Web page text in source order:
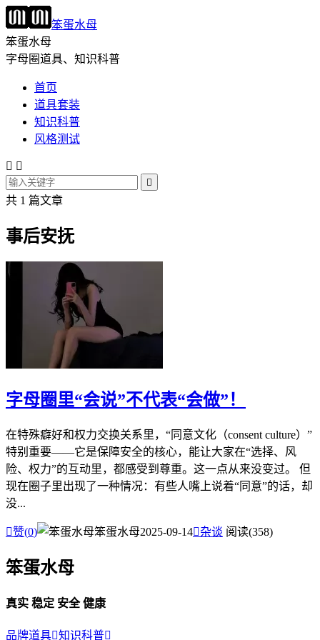
笨蛋水母
笨蛋水母
字母圈道具、知识科普
首页
道具套装
知识科普
风格测试
 

共 1 篇文章
事后安抚
字母圈里“会说”不代表“会做”！
在特殊癖好和权力交换关系里，“同意文化（consent culture）”
特别重要——它是保障安全的核心，能让大家在“选择、风
险、权力”的互动里，都感受到尊重。这一点从来没变过。 但
现在圈子里出现了一种情况：有些人嘴上说着“同意”的话，却
没...
赞(0) 笨蛋水母2025-09-14杂谈 阅读(358)
笨蛋水母
真实 稳定 安全 健康
品牌道具知识科普